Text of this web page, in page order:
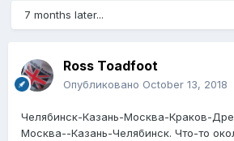
7 months later...
Ross Toadfoot
Опубликовано October 13, 2018
Челябинск-Казань-Москва-Краков-
Москва--Казань-Челябинск. Что-то